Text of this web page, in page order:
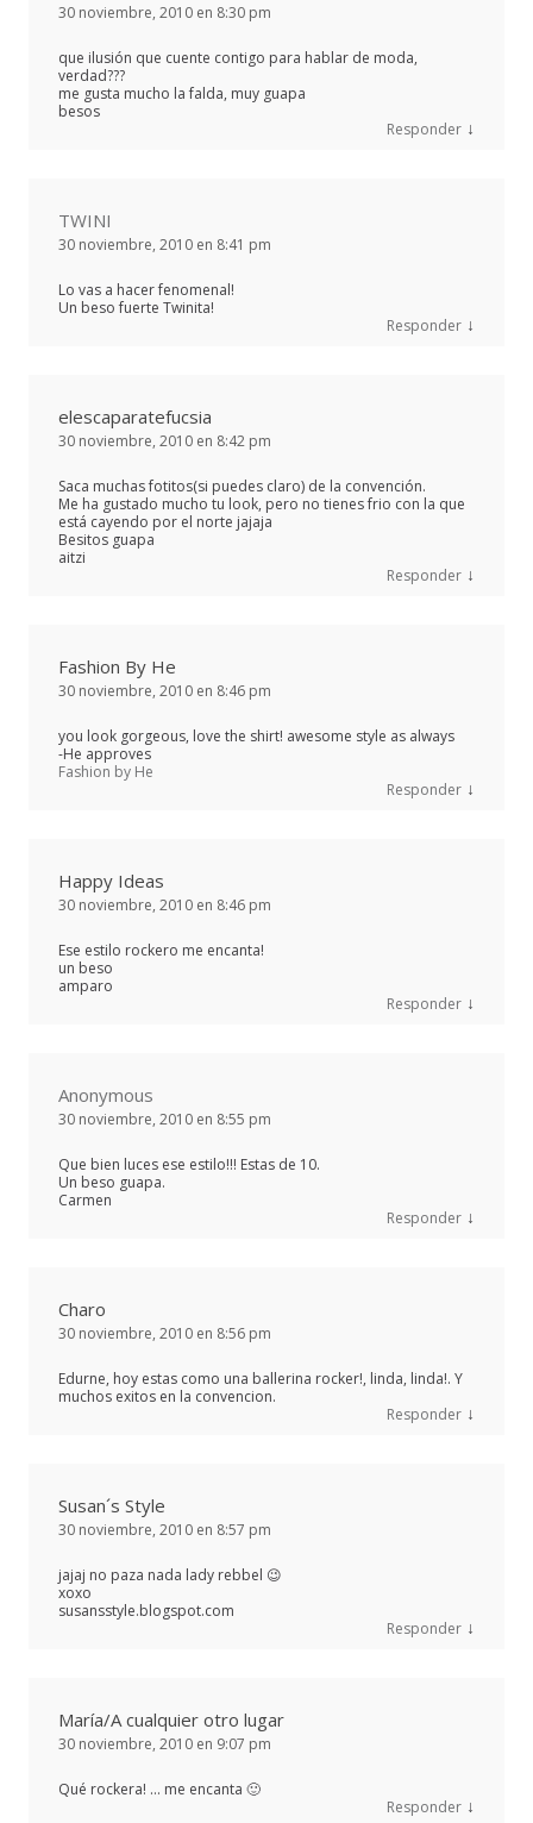
30 noviembre, 2010 en 8:30 pm
que ilusión que cuente contigo para hablar de moda,
verdad???
me gusta mucho la falda, muy guapa
besos
Responder ↓
TWINI
30 noviembre, 2010 en 8:41 pm
Lo vas a hacer fenomenal!
Un beso fuerte Twinita!
Responder ↓
elescaparatefucsia
30 noviembre, 2010 en 8:42 pm
Saca muchas fotitos(si puedes claro) de la convención.
Me ha gustado mucho tu look, pero no tienes frio con la que
está cayendo por el norte jajaja
Besitos guapa
aitzi
Responder ↓
Fashion By He
30 noviembre, 2010 en 8:46 pm
you look gorgeous, love the shirt! awesome style as always
-He approves
Fashion by He
Responder ↓
Happy Ideas
30 noviembre, 2010 en 8:46 pm
Ese estilo rockero me encanta!
un beso
amparo
Responder ↓
Anonymous
30 noviembre, 2010 en 8:55 pm
Que bien luces ese estilo!!! Estas de 10.
Un beso guapa.
Carmen
Responder ↓
Charo
30 noviembre, 2010 en 8:56 pm
Edurne, hoy estas como una ballerina rocker!, linda, linda!. Y
muchos exitos en la convencion.
Responder ↓
Susan´s Style
30 noviembre, 2010 en 8:57 pm
jajaj no paza nada lady rebbel 😉
xoxo
susansstyle.blogspot.com
Responder ↓
María/A cualquier otro lugar
30 noviembre, 2010 en 9:07 pm
Qué rockera! … me encanta 🙂
Responder ↓